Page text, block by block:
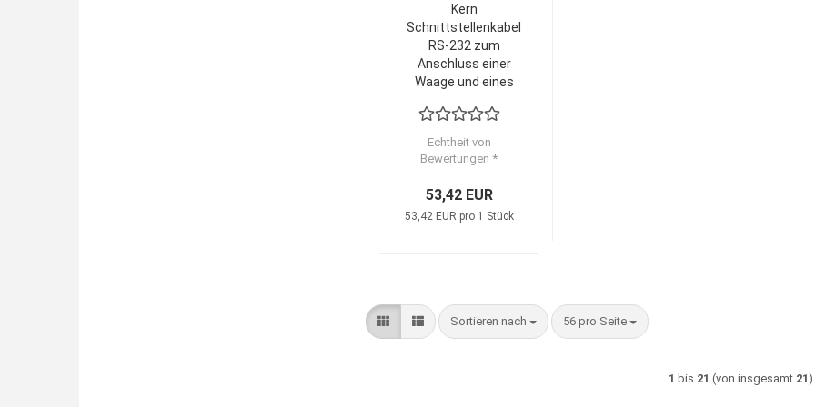
Kern
Schnittstellenkabel
RS-232 zum
Anschluss einer
Waage und eines
Echtheit von
Bewertungen *
53,42 EUR
53,42 EUR pro 1 Stück
Sortieren nach
Sortieren nach 56 pro Seite
pro Seite
1 bis 21 (von insgesamt 21)